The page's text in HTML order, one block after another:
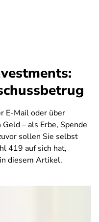
E-Mail oder über
– als Erbe, Spende
sollen Sie selbst
419 auf sich hat,
diesem Artikel.